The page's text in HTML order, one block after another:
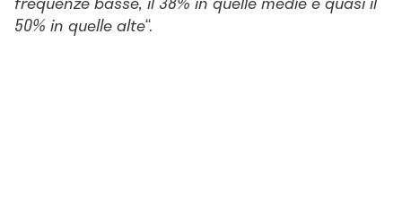
50% in quelle alte“.